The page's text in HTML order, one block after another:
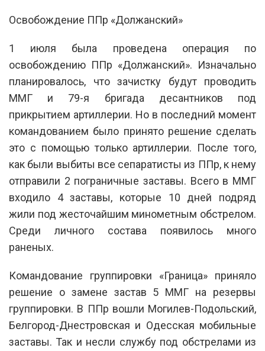
Освобождение ППр «Должанский»
1 июля была проведена операция по
освобождению ППр «Должанский». Изначально
планировалось, что зачистку будут проводить
ММГ и 79-я бригада десантников под
прикрытием артиллерии. Но в последний момент
командованием было принято решение сделать
это с помощью только артиллерии. После того,
как были выбиты все сепаратисты из ППр, к нему
отправили 2 пограничные заставы. Всего в ММГ
входило 4 заставы, которые 10 дней подряд
жили под жесточайшим минометным обстрелом.
Среди личного состава появилось много
раненых.
Командование группировки «Граница» приняло
решение о замене застав 5 ММГ на резервы
группировки. В ППр вошли Могилев-Подольский,
Белгород-Днестровская и Одесская мобильные
заставы. Так и несли службу под обстрелами из